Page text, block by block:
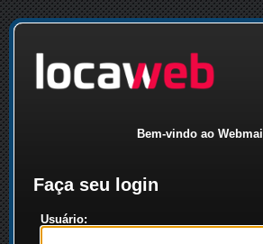
Bem-vindo ao Webmail
Faça seu login
Usuário: